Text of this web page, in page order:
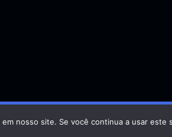
Developed by
nosso site. Se você continua a usar